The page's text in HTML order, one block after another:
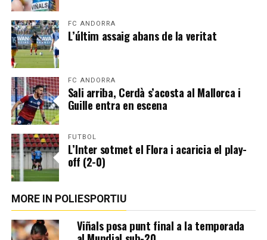
FC ANDORRA
L’últim assaig abans de la veritat
FC ANDORRA
Sali arriba, Cerdà s’acosta al Mallorca i
Guille entra en escena
FUTBOL
L’Inter sotmet el Flora i acaricia el play-
off (2-0)
MORE IN POLIESPORTIU
Viñals posa punt final a la temporada